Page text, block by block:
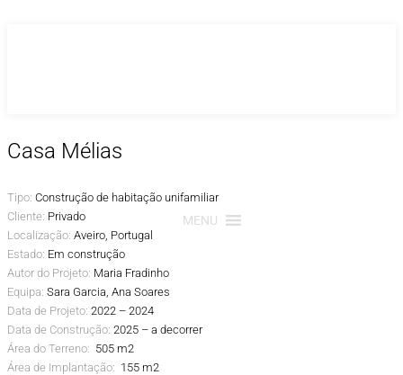
MENU
Casa Mélias
Tipo: Construção de habitação unifamiliar
Cliente: Privado
Localização: Aveiro, Portugal
Estado: Em construção
Autor do Projeto: Maria Fradinho
Equipa: Sara Garcia, Ana Soares
Data de Projeto: 2022 – 2024
Data de Construção: 2025 – a decorrer
Área do Terreno: 505 m2
Área de Implantação: 155 m2